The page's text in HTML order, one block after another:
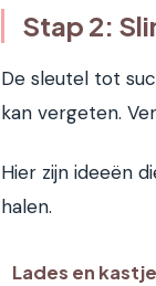
Stap 2:
De sleutel tot
kan vergeten.
Hier zijn ideeën
halen.
Lades en